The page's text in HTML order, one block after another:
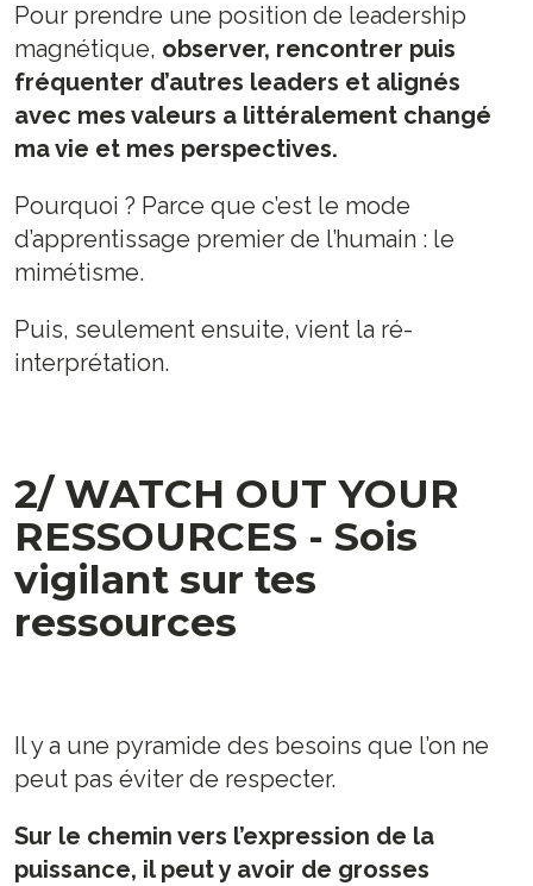
Pour prendre une position de leadership
magnétique, observer, rencontrer puis
fréquenter d’autres leaders et alignés
avec mes valeurs a littéralement changé
ma vie et mes perspectives.
Pourquoi ? Parce que c’est le mode
d’apprentissage premier de l’humain : le
mimétisme.
Puis, seulement ensuite, vient la ré-
interprétation.
2/ WATCH OUT YOUR
RESSOURCES - Sois
vigilant sur tes
ressources
Il y a une pyramide des besoins que l’on ne
peut pas éviter de respecter.
Sur le chemin vers l’expression de la
puissance, il peut y avoir de grosses